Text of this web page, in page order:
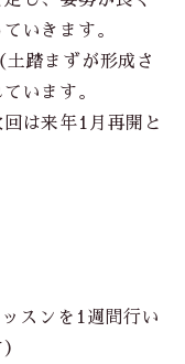
いきます。
踏まずが形成さ
います。
は来年1月再開と
スンを1週間行い